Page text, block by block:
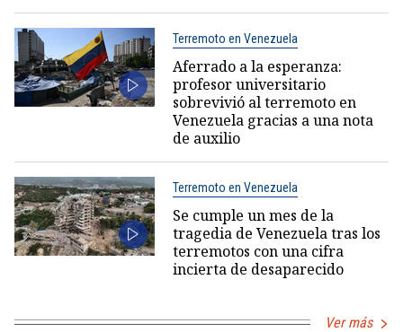
Terremoto en Venezuela
Aferrado a la esperanza:
profesor universitario
sobrevivió al terremoto en
Venezuela gracias a una nota
de auxilio
Terremoto en Venezuela
Se cumple un mes de la
tragedia de Venezuela tras los
terremotos con una cifra
incierta de desaparecido
Ver más